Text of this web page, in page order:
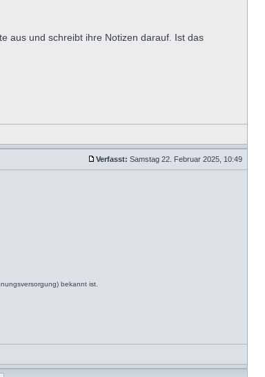
aus und schreibt ihre Notizen darauf. Ist das
Verfasst: Samstag 22. Februar 2025, 10:49
bekannt ist.